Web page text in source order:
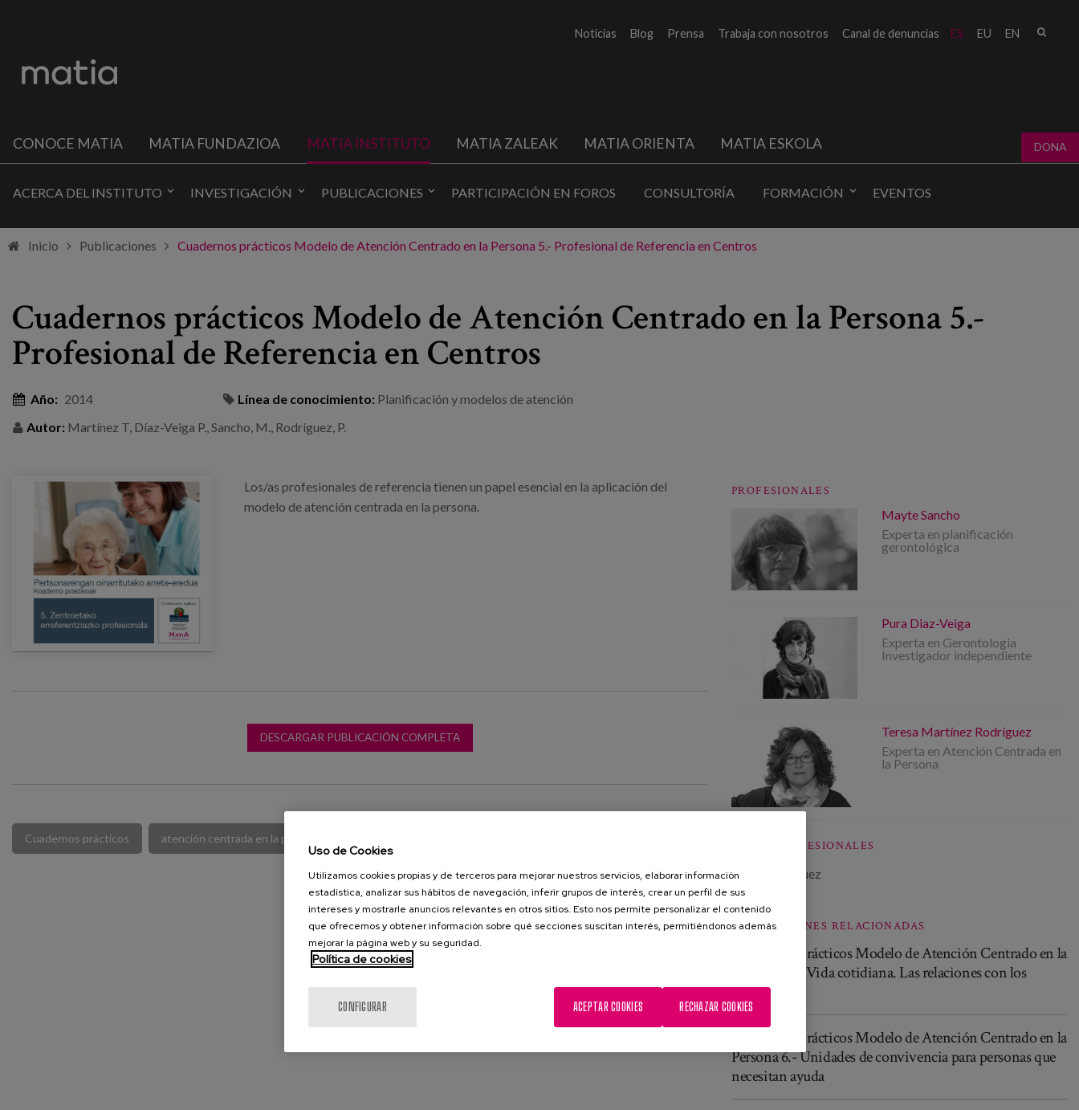
ES EU EN
Noticias Blog Prensa Trabaja con nosotros Canal de denuncias
CONOCE MATIA MATIA FUNDAZIOA MATIA INSTITUTO MATIA ZALEAK MATIA ORIENTA MATIA ESKOLA DONA
ACERCA DEL INSTITUTO INVESTIGACIÓN PUBLICACIONES PARTICIPACIÓN EN FOROS CONSULTORÍA FORMACIÓN EVENTOS
Inicio Publicaciones Cuadernos prácticos Modelo de Atención Centrado en la Persona 5.- Profesional de Referencia en Centros
Cuadernos prácticos Modelo de Atención Centrado en la Persona 5.-
Profesional de Referencia en Centros
Año: 2014 Línea de conocimiento: Planificación y modelos de atención
Autor: Martínez T, Díaz-Veiga P., Sancho, M., Rodríguez, P.
Los/as profesionales de referencia tienen un papel esencial en la aplicación del
modelo de atención centrada en la persona.
DESCARGAR PUBLICACIÓN COMPLETA
Cuadernos prácticos atención centrada en la persona
PROFESIONALES
Mayte Sancho
Experta en planificación
gerontológica
Pura Diaz-Veiga
Experta en Gerontologia
Investigador independiente
Teresa Martínez Rodríguez
Experta en Atención Centrada en
la Persona
OTROS PROFESIONALES
Pilar Rodríguez
PUBLICACIONES RELACIONADAS
Cuadernos prácticos Modelo de Atención Centrado en la
Persona 10.- Vida cotidiana. Las relaciones con los
demás
Cuadernos prácticos Modelo de Atención Centrado en la
Persona 6.- Unidades de convivencia para personas que
necesitan ayuda
Uso de Cookies
Utilizamos cookies propias y de terceros para mejorar nuestros servicios, elaborar información
estadística, analizar sus hábitos de navegación, inferir grupos de interés, crear un perfil de sus
intereses y mostrarle anuncios relevantes en otros sitios. Esto nos permite personalizar el contenido
que ofrecemos y obtener información sobre qué secciones suscitan interés, permitiéndonos además
mejorar la página web y su seguridad.
Política de cookies
CONFIGURAR RECHAZAR COOKIES
ACEPTAR COOKIES